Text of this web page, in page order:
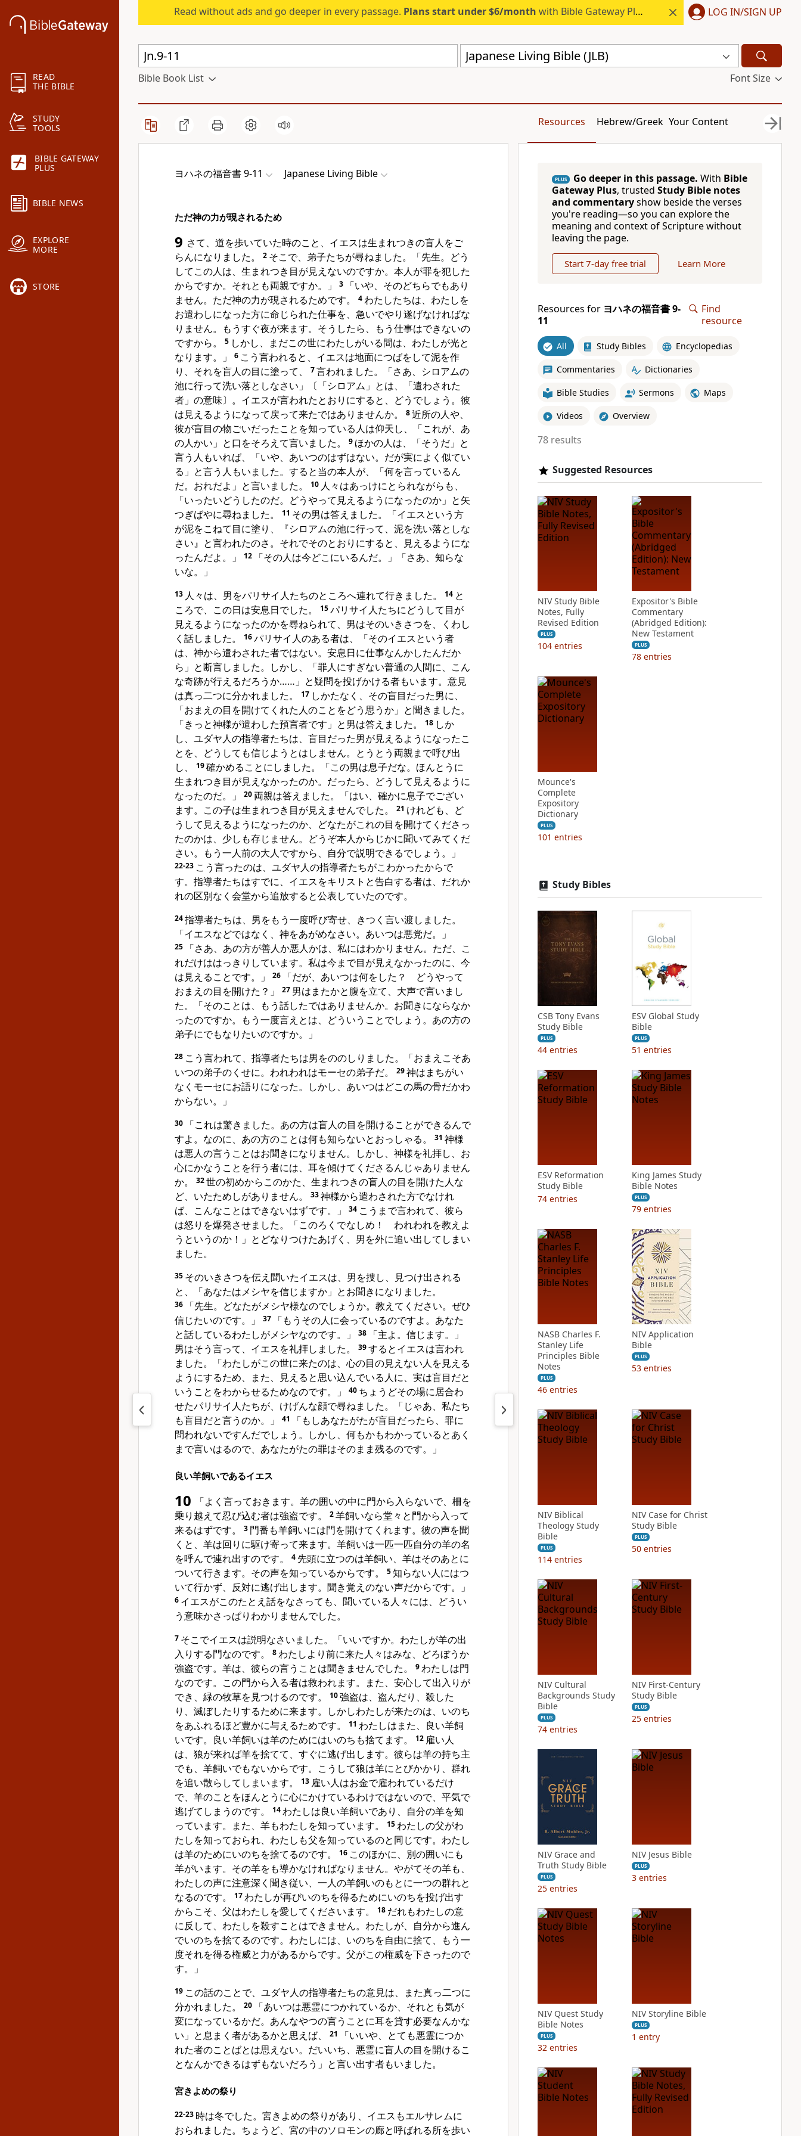
READ
THE BIBLE
STUDY
TOOLS
BIBLE GATEWAY
PLUS
BIBLE NEWS
EXPLORE
MORE
STORE
Read without ads and go deeper in every passage. Plans start under $6/month with Bible Gateway Plus. LOG IN/SIGN UP
Japanese Living Bible (JLB)
Bible Book List Font Size
Resources Hebrew/Greek Your Content
ヨハネの福音書 9-11 Japanese Living Bible
ただ神の力が現されるため
9 さて、道を歩いていた時のこと、イエスは生まれつきの盲人をご
らんになりました。
2 そこで、弟子たちが尋ねました。「先生。どう
してこの人は、生まれつき目が見えないのですか。本人が罪を犯した
からですか。それとも両親ですか。」
3
「いや、そのどちらでもあり
ません。ただ神の力が現されるためです。
4わたしたちは、わたしを
お遣わしになった方に命じられた仕事を、急いでやり遂げなければな
りません。もうすぐ夜が来ます。そうしたら、もう仕事はできないの
ですから。
5 しかし、まだこの世にわたしがいる間は、わたしが光と
なります。」
6 こう言われると、イエスは地面につばをして泥を作
り、それを盲人の目に塗って、
7言われました。「さあ、シロアムの
池に行って洗い落としなさい」〔「シロアム」とは、「遣わされた
者」の意味〕。イエスが言われたとおりにすると、どうでしょう。彼
は見えるようになって戻って来たではありませんか。
8近所の人や、
彼が盲目の物ごいだったことを知っている人は仰天し、「これが、あ
の人かい」と口をそろえて言いました。
9 ほかの人は、「そうだ」と
言う人もいれば、「いや、あいつのはずはない。だが実によく似てい
る」と言う人もいました。すると当の本人が、「何を言っているん
だ。おれだよ」と言いました。
10 人々はあっけにとられながらも、
「いったいどうしたのだ。どうやって見えるようになったのか」と矢
つぎばやに尋ねました。
11 その男は答えました。「イエスという方
が泥をこねて目に塗り、『シロアムの池に行って、泥を洗い落としな
さい』と言われたのさ。それでそのとおりにすると、見えるようにな
ったんだよ。」
12
「その人は今どこにいるんだ。」「さあ、知らな
いな。」
13 人々は、男をパリサイ人たちのところへ連れて行きました。 14 と
ころで、この日は安息日でした。
15パリサイ人たちにどうして目が
見えるようになったのかを尋ねられて、男はそのいきさつを、くわし
く話しました。
16パリサイ人のある者は、「そのイエスという者
は、神から遣わされた者ではない。安息日に仕事なんかしたんだか
ら」と断言しました。しかし、「罪人にすぎない普通の人間に、こん
な奇跡が行えるだろうか……」と疑問を投げかける者もいます。意見
は真っ二つに分かれました。
17 しかたなく、その盲目だった男に、
「おまえの目を開けてくれた人のことをどう思うか」と聞きました。
「きっと神様が遣わした預言者です」と男は答えました。
18 しか
し、ユダヤ人の指導者たちは、盲目だった男が見えるようになったこ
とを、どうしても信じようとはしません。とうとう両親まで呼び出
し、
19確かめることにしました。「この男は息子だな。ほんとうに
生まれつき目が見えなかったのか。だったら、どうして見えるように
なったのだ。」
20 両親は答えました。「はい、確かに息子でござい
ます。この子は生まれつき目が見えませんでした。
21 けれども、ど
うして見えるようになったのか、どなたがこれの目を開けてくださっ
たのかは、少しも存じません。どうぞ本人からじかに聞いてみてくだ
さい。もう一人前の大人ですから、自分で説明できるでしょう。」
22-23 こう言ったのは、ユダヤ人の指導者たちがこわかったからで
す。指導者たちはすでに、イエスをキリストと告白する者は、だれか
れの区別なく会堂から追放すると公表していたのです。
24指導者たちは、男をもう一度呼び寄せ、きつく言い渡しました。
「イエスなどではなく、神をあがめなさい。あいつは悪党だ。」
25
「さあ、あの方が善人か悪人かは、私にはわかりません。ただ、こ
れだけははっきりしています。私は今まで目が見えなかったのに、今
は見えることです。」
26
「だが、あいつは何をした？ どうやって
おまえの目を開けた？」
27 男はまたかと腹を立て、大声で言いまし
た。「そのことは、もう話したではありませんか。お聞きにならなか
ったのですか。もう一度言えとは、どういうことでしょう。あの方の
弟子にでもなりたいのですか。」
28 こう言われて、指導者たちは男をののしりました。「おまえこそあ
いつの弟子のくせに。われわれはモーセの弟子だ。
29神はまちがい
なくモーセにお語りになった。しかし、あいつはどこの馬の骨だかわ
からない。」
30
「これは驚きました。あの方は盲人の目を開けることができるんで
すよ。なのに、あの方のことは何も知らないとおっしゃる。
31 神様
は悪人の言うことはお聞きになりません。しかし、神様を礼拝し、お
心にかなうことを行う者には、耳を傾けてくださるんじゃありません
か。
32世の初めからこのかた、生まれつきの盲人の目を開けた人な
ど、いたためしがありません。
33神様から遣わされた方でなけれ
ば、こんなことはできないはずです。」
34 こうまで言われて、彼ら
は怒りを爆発させました。「このろくでなしめ！ われわれを教えよ
うというのか！」とどなりつけたあげく、男を外に追い出してしまい
ました。
35 そのいきさつを伝え聞いたイエスは、男を捜し、見つけ出される
と、「あなたはメシヤを信じますか」とお聞きになりました。
36
「先生。どなたがメシヤ様なのでしょうか。教えてください。ぜひ
信じたいのです。」
37
「もうその人に会っているのですよ。あなた
と話しているわたしがメシヤなのです。」
38
「主よ。信じます。」
男はそう言って、イエスを礼拝しました。
39するとイエスは言われ
ました。「わたしがこの世に来たのは、心の目の見えない人を見える
ようにするため、また、見えると思い込んでいる人に、実は盲目だと
いうことをわからせるためなのです。」
40 ちょうどその場に居合わ
せたパリサイ人たちが、けげんな顔で尋ねました。「じゃあ、私たち
も盲目だと言うのか。」
41
「もしあなたがたが盲目だったら、罪に
問われないですんだでしょう。しかし、何もかもわかっているとあく
まで言いはるので、あなたがたの罪はそのまま残るのです。」
良い羊飼いであるイエス
10
「よく言っておきます。羊の囲いの中に門から入らないで、柵を
乗り越えて忍び込む者は強盗です。
2羊飼いなら堂々と門から入って
来るはずです。
3 門番も羊飼いには門を開けてくれます。彼の声を聞
くと、羊は回りに駆け寄って来ます。羊飼いは一匹一匹自分の羊の名
を呼んで連れ出すのです。
4 先頭に立つのは羊飼い、羊はそのあとに
ついて行きます。その声を知っているからです。
5知らない人にはつ
いて行かず、反対に逃げ出します。聞き覚えのない声だからです。」
6 イエスがこのたとえ話をなさっても、聞いている人々には、どうい
う意味かさっぱりわかりませんでした。
7 そこでイエスは説明なさいました。「いいですか。わたしが羊の出
入りする門なのです。
8わたしより前に来た人々はみな、どろぼうか
強盗です。羊は、彼らの言うことは聞きませんでした。
9わたしは門
なのです。この門から入る者は救われます。また、安心して出入りが
でき、緑の牧草を見つけるのです。
10強盗は、盗んだり、殺した
り、滅ぼしたりするために来ます。しかしわたしが来たのは、いのち
をあふれるほど豊かに与えるためです。
11 わたしはまた、良い羊飼
いです。良い羊飼いは羊のためにはいのちも捨てます。
12 雇い人
は、狼が来れば羊を捨てて、すぐに逃げ出します。彼らは羊の持ち主
でも、羊飼いでもないからです。こうして狼は羊にとびかかり、群れ
を追い散らしてしまいます。
13 雇い人はお金で雇われているだけ
で、羊のことをほんとうに心にかけているわけではないので、平気で
逃げてしまうのです。
14わたしは良い羊飼いであり、自分の羊を知
っています。また、羊もわたしを知っています。
15わたしの父がわ
たしを知っておられ、わたしも父を知っているのと同じです。わたし
は羊のためにいのちを捨てるのです。
16 このほかに、別の囲いにも
羊がいます。その羊をも導かなければなりません。やがてその羊も、
わたしの声に注意深く聞き従い、一人の羊飼いのもとに一つの群れと
なるのです。
17わたしが再びいのちを得るためにいのちを投げ出す
からこそ、父はわたしを愛してくださいます。
18 だれもわたしの意
に反して、わたしを殺すことはできません。わたしが、自分から進ん
でいのちを捨てるのです。わたしには、いのちを自由に捨て、もう一
度それを得る権威と力があるからです。父がこの権威を下さったので
す。」
19 この話のことで、ユダヤ人の指導者たちの意見は、また真っ二つに
分かれました。
20
「あいつは悪霊につかれているか、それとも気が
変になっているかだ。あんなやつの言うことに耳を貸す必要なんかな
い」と息まく者があるかと思えば、
21
「いいや、とても悪霊につか
れた者のことばとは思えない。だいいち、悪霊に盲人の目を開けるこ
となんかできるはずもないだろう」と言い出す者もいました。
宮きよめの祭り
22-23 時は冬でした。宮きよめの祭りがあり、イエスもエルサレムに
おられました。ちょうど、宮の中のソロモンの廊と呼ばれる所を歩い
PLUS Go deeper in this passage. With Bible
Gateway Plus, trusted Study Bible notes
and commentaryshow beside the verses
you're reading—so you can explore the
meaning and context of Scripture without
leaving the page.
Start 7-day free trial Learn More
Resources for ヨハネの福音書 9-
11
Find
resource
All Study Bibles Encyclopedias
Commentaries Dictionaries
Bible Studies Sermons Maps
Videos Overview
78 results
Suggested Resources
NIV Study Bible
Notes, Fully
Revised Edition
PLUS
104 entries
Expositor's Bible
Commentary
(Abridged Edition):
New Testament
PLUS
78 entries
Mounce's
Complete
Expository
Dictionary
PLUS
101 entries
Study Bibles
CSB Tony Evans
Study Bible
PLUS
44 entries
ESV Global Study
Bible
PLUS
51 entries
ESV Reformation
Study Bible
74 entries
King James Study
Bible Notes
PLUS
79 entries
NASB Charles F.
Stanley Life
Principles Bible
Notes
PLUS
46 entries
NIV Application
Bible
PLUS
53 entries
NIV Biblical
Theology Study
Bible
PLUS
114 entries
NIV Case for Christ
Study Bible
PLUS
50 entries
NIV Cultural
Backgrounds Study
Bible
PLUS
74 entries
NIV First-Century
Study Bible
PLUS
25 entries
NIV Grace and
Truth Study Bible
PLUS
25 entries
NIV Jesus Bible
PLUS
3 entries
NIV Quest Study
Bible Notes
PLUS
32 entries
NIV Storyline Bible
PLUS
1 entry